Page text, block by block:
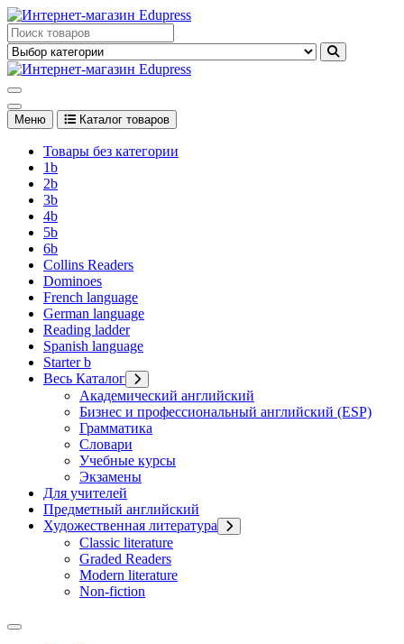
Перейти
к
содержимому
Edupress Uzbekistan, Edupress Узбекистан, книги, учебники на
английском языке
английском языке
Меню Каталог товаров
Товары без категории
1b
2b
3b
4b
5b
6b
Collins Readers
Dominoes
French language
German language
Reading ladder
Spanish language
Starter b
Весь Каталог
Академический английский
Бизнес и профессиональный английский (ESP)
Грамматика
Словари
Учебные курсы
Экзамены
Для учителей
Предметный английский
Художественная литература
Classic literature
Graded Readers
Modern literature
Non-fiction